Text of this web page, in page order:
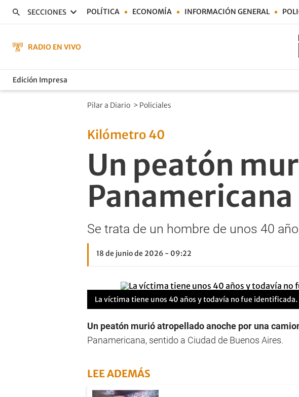
SECCIONES POLÍTICA ECONOMÍA INFORMACIÓN GENERAL
RADIO EN VIVO
Edición Impresa
Pilar a Diario > Policiales
Kilómetro 40
Un peatón
Panamericana
Se trata de un hombre de unos 40
18 de junio de 2026 - 09:22
La víctima tiene unos 40 años y todavía no fue identificada.
Un peatón murió atropellado anoche por una
Panamericana, sentido a Ciudad de Buenos Aires.
LEE ADEMÁS